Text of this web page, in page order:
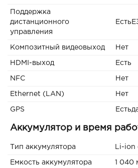
Поддержка
дистанционного
управления
Композитный видеовыход Нет
HDMI-выход Есть
NFC Нет
Ethernet (LAN) Нет
GPS
Аккумулятор и время
Тип аккумулятора Li-ion
Емкость аккумулятора 1 040